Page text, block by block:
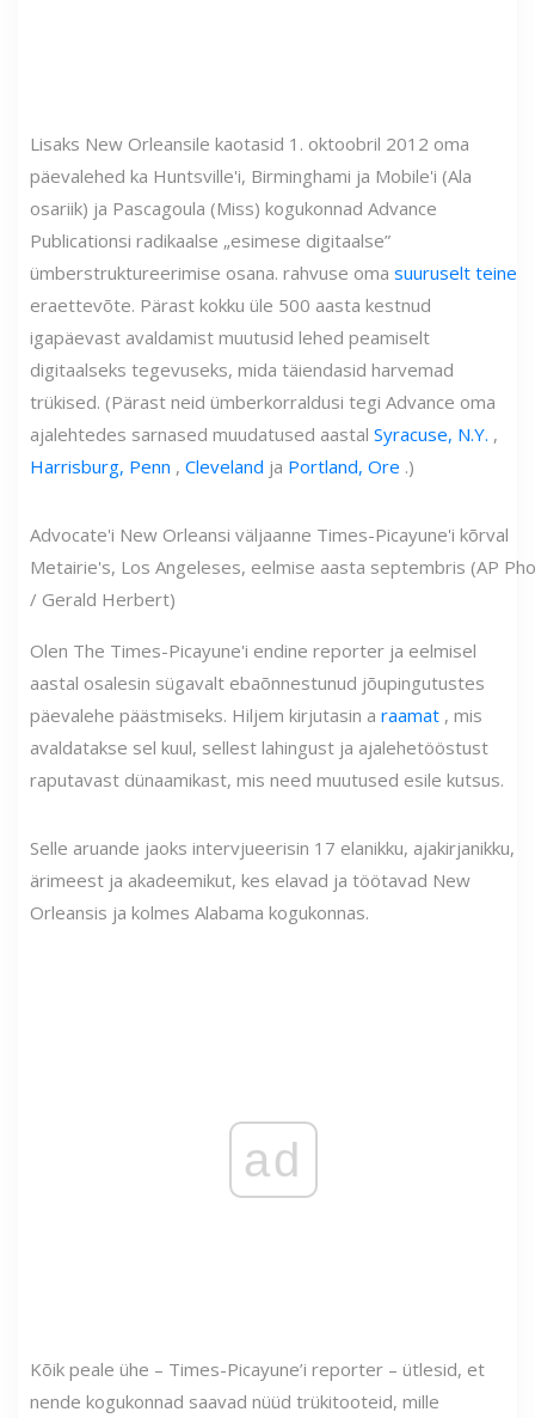
Lisaks New Orleansile kaotasid 1. oktoobril 2012 oma
päevalehed ka Huntsville'i, Birminghami ja Mobile'i (Ala
osariik) ja Pascagoula (Miss) kogukonnad Advance
Publicationsi radikaalse „esimese digitaalse”
ümberstruktureerimise osana. rahvuse oma suuruselt teine
eraettevõte. Pärast kokku üle 500 aasta kestnud
igapäevast avaldamist muutusid lehed peamiselt
digitaalseks tegevuseks, mida täiendasid harvemad
trükised. (Pärast neid ümberkorraldusi tegi Advance oma
ajalehtedes sarnased muudatused aastal Syracuse, N.Y. ,
Harrisburg, Penn , Cleveland ja Portland, Ore .)
Advocate'i New Orleansi väljaanne Times-Picayune'i kõrval
Metairie's, Los Angeleses, eelmise aasta septembris (AP
/ Gerald Herbert)
Olen The Times-Picayune'i endine reporter ja eelmisel
aastal osalesin sügavalt ebaõnnestunud jõupingutustes
päevalehe päästmiseks. Hiljem kirjutasin a raamat , mis
avaldatakse sel kuul, sellest lahingust ja ajalehetööstust
raputavast dünaamikast, mis need muutused esile kutsus.
Selle aruande jaoks intervjueerisin 17 elanikku, ajakirjanikku,
ärimeest ja akadeemikut, kes elavad ja töötavad New
Orleansis ja kolmes Alabama kogukonnas.
ad
Kõik peale ühe – Times-Picayune’i reporter – ütlesid, et
nende kogukonnad saavad nüüd trükitooteid, mille